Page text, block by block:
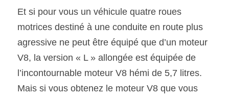
Et si pour vous un véhicule quatre roues
motrices destiné à une conduite en route plus
agressive ne peut être équipé que d’un moteur
V8, la version « L » allongée est équipée de
l’incontournable moteur V8 hémi de 5,7 litres.
Mais si vous obtenez le moteur V8 que vous